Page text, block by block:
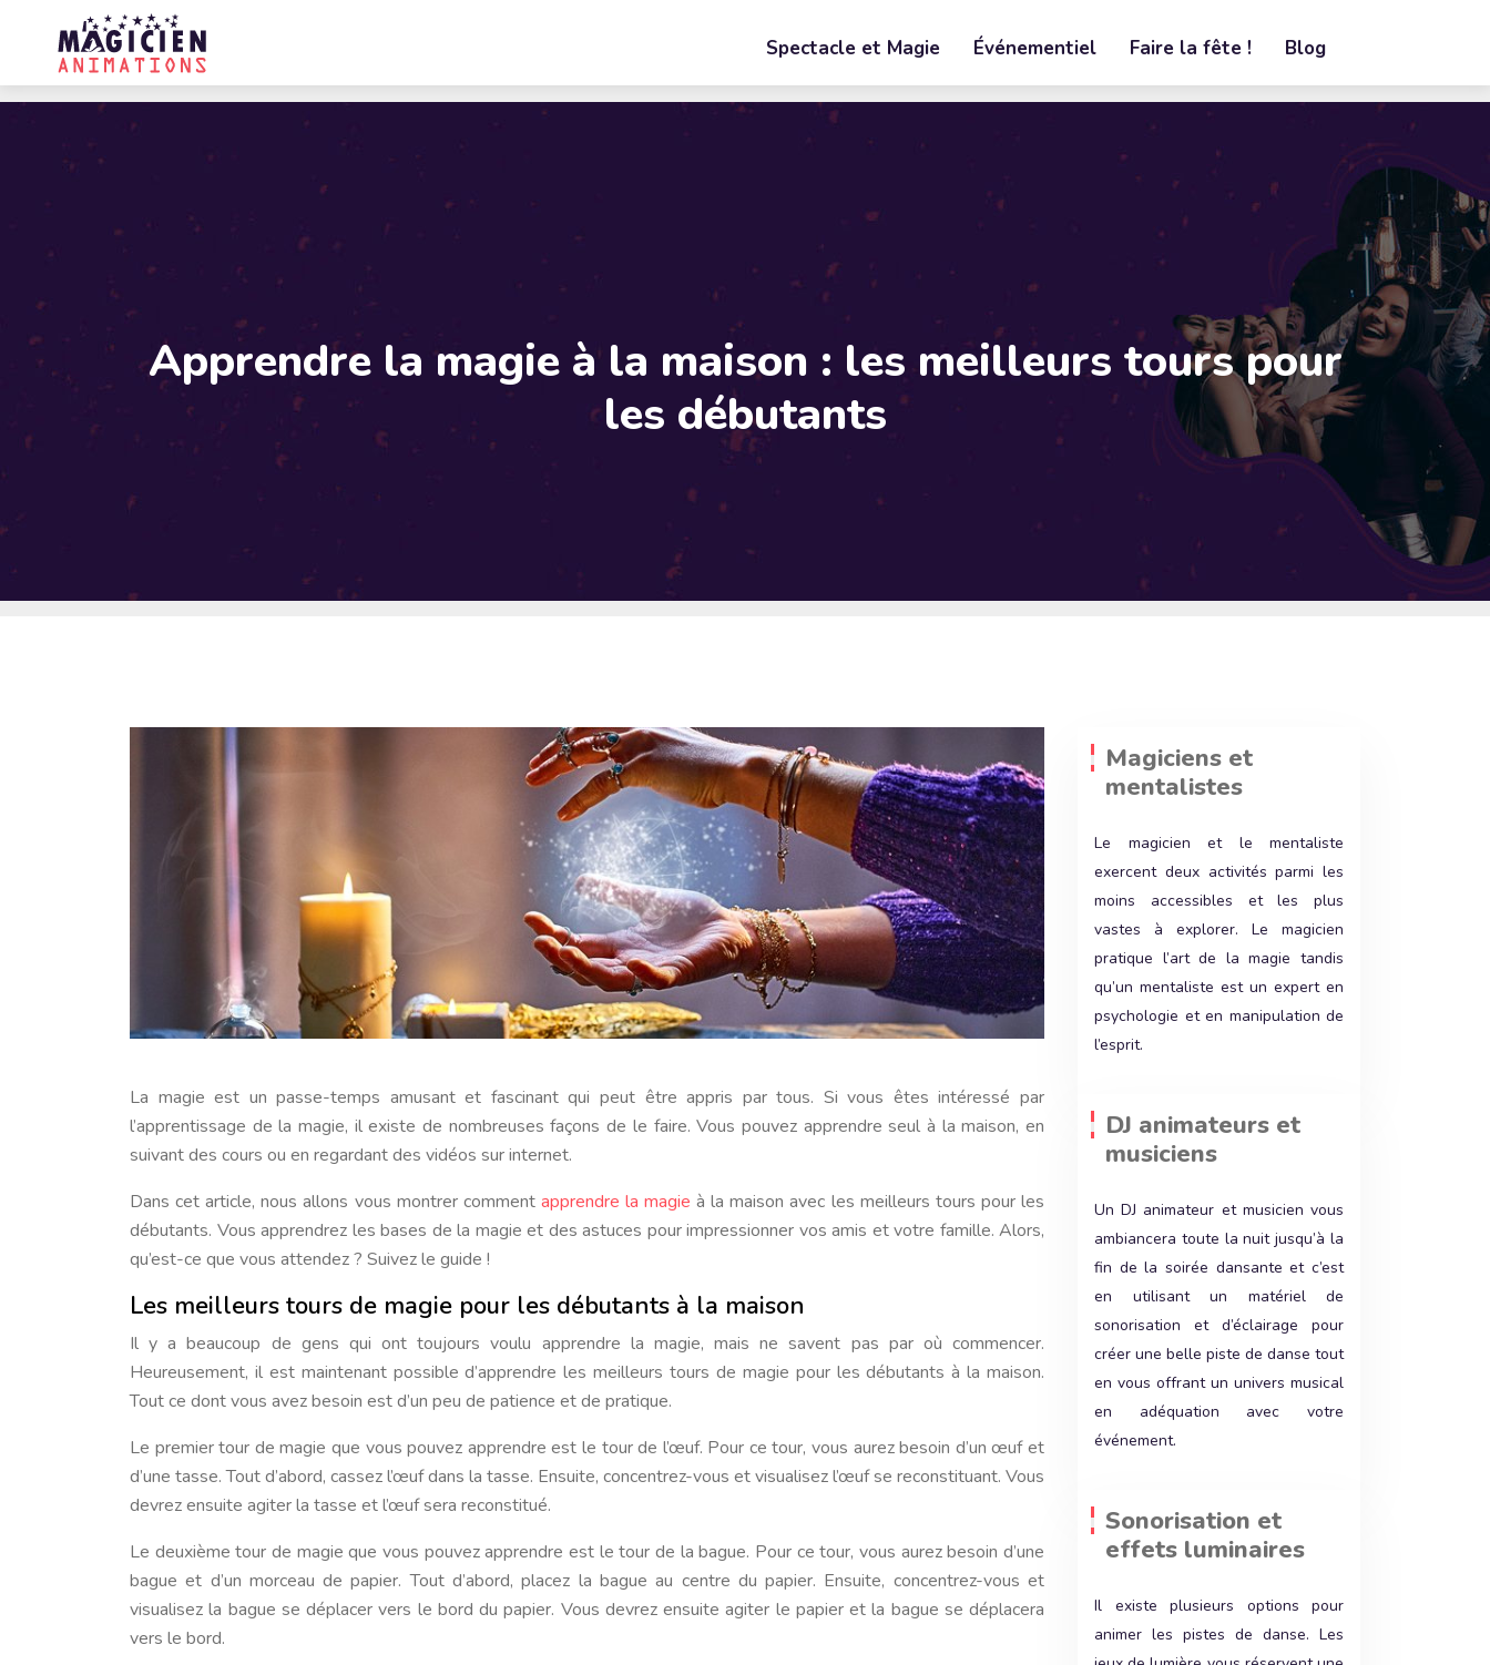
Spectacle et Magie Événementiel Faire la fête ! Blog
Apprendre la magie à la maison : les meilleurs tours pour
les débutants
La magie est un passe-temps amusant et fascinant qui peut être appris par tous. Si vous êtes intéressé par
l’apprentissage de la magie, il existe de nombreuses façons de le faire. Vous pouvez apprendre seul à la maison, en
suivant des cours ou en regardant des vidéos sur internet.
Dans cet article, nous allons vous montrer comment apprendre la magie à la maison avec les meilleurs tours pour les
débutants. Vous apprendrez les bases de la magie et des astuces pour impressionner vos amis et votre famille. Alors,
qu’est-ce que vous attendez ? Suivez le guide !
Les meilleurs tours de magie pour les débutants à la maison
Il y a beaucoup de gens qui ont toujours voulu apprendre la magie, mais ne savent pas par où commencer.
Heureusement, il est maintenant possible d’apprendre les meilleurs tours de magie pour les débutants à la maison.
Tout ce dont vous avez besoin est d’un peu de patience et de pratique.
Le premier tour de magie que vous pouvez apprendre est le tour de l’œuf. Pour ce tour, vous aurez besoin d’un œuf et
d’une tasse. Tout d’abord, cassez l’œuf dans la tasse. Ensuite, concentrez-vous et visualisez l’œuf se reconstituant. Vous
devrez ensuite agiter la tasse et l’œuf sera reconstitué.
Le deuxième tour de magie que vous pouvez apprendre est le tour de la bague. Pour ce tour, vous aurez besoin d’une
bague et d’un morceau de papier. Tout d’abord, placez la bague au centre du papier. Ensuite, concentrez-vous et
visualisez la bague se déplacer vers le bord du papier. Vous devrez ensuite agiter le papier et la bague se déplacera
vers le bord.
Magiciens et
mentalistes
Le magicien et le mentaliste
exercent deux activités parmi les
moins accessibles et les plus
vastes à explorer. Le magicien
pratique l’art de la magie tandis
qu’un mentaliste est un expert en
psychologie et en manipulation de
l’esprit.
DJ animateurs et
musiciens
Un DJ animateur et musicien vous
ambiancera toute la nuit jusqu’à la
fin de la soirée dansante et c’est
en utilisant un matériel de
sonorisation et d’éclairage pour
créer une belle piste de danse tout
en vous offrant un univers musical
en adéquation avec votre
événement.
Sonorisation et
effets luminaires
Il existe plusieurs options pour
animer les pistes de danse. Les